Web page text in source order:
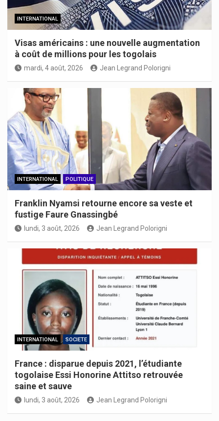
INTERNATIONAL
Visas américains : une nouvelle augmentation
à coût de millions pour les togolais
mardi, 4 août, 2026 Jean Legrand Polorigni
INTERNATIONAL POLITIQUE
Franklin Nyamsi retourne encore sa veste et
fustige Faure Gnassingbé
lundi, 3 août, 2026 Jean Legrand Polorigni
INTERNATIONAL SOCIETE
France : disparue depuis 2021, l’étudiante
togolaise Essi Honorine Attitso retrouvée
saine et sauve
lundi, 3 août, 2026 Jean Legrand Polorigni